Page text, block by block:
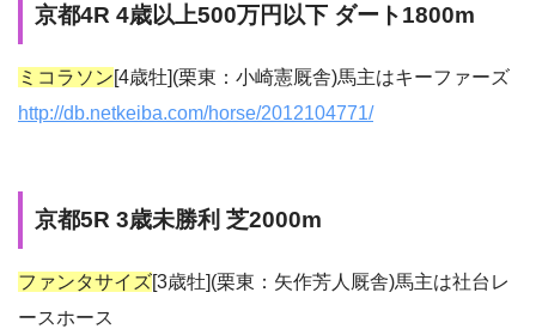
京都4R 4歳以上500万円以下 ダート1800m
ミコラソン[4歳牡](栗東：小崎憲厩舎)馬主はキーファーズ
http://db.netkeiba.com/horse/2012104771/
京都5R 3歳未勝利 芝2000m
ファンタサイズ[3歳牡](栗東：矢作芳人厩舎)馬主は社台レ
ースホース